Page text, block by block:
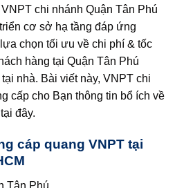
chi nhánh Quận Tân Phú
cơ sở hạ tầng đáp ứng
chọn tối ưu về chi phí & tốc
hàng tại Quận Tân Phú
nhà. Bài viết này, VNPT chi
cấp cho Bạn thông tin bổ ích về
đây.
cáp quang VNPT tại